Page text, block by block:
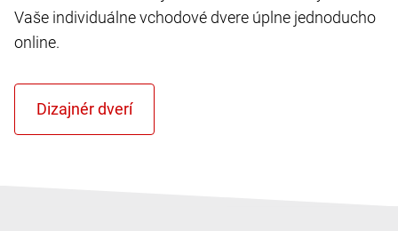
Vaše individuálne vchodové dvere úplne jednoducho
online.